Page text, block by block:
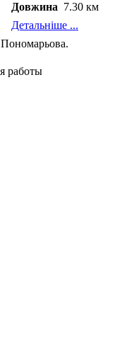
Довжина 7.30 км
Детальніше ...
Пономарьова.
работы